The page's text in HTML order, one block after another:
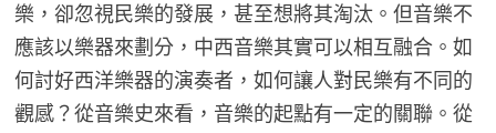
樂，卻忽視民樂的發展，甚至想將其淘汰。但音樂不
應該以樂器來劃分，中西音樂其實可以相互融合。如
何討好西洋樂器的演奏者，如何讓人對民樂有不同的
觀感？從音樂史來看，音樂的起點有一定的關聯。從